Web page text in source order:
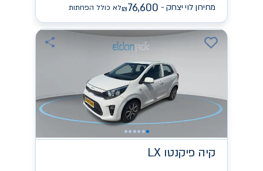
מחירון לוי יצחק - ₪76,600 לא כולל הפחתות
קיה פיקנטו LX